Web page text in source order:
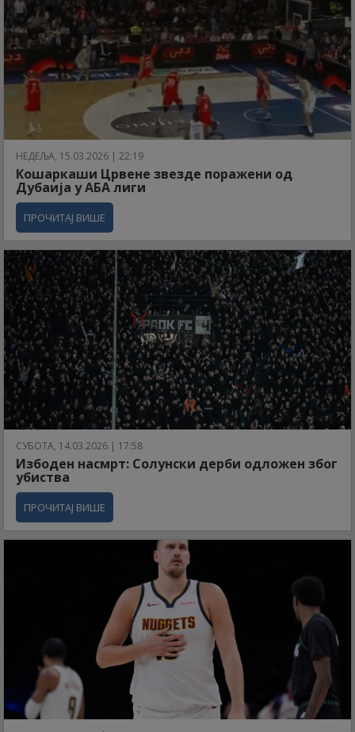
НЕДЕЉА, 15.03.2026 | 22:19
Кошаркаши Црвене звезде поражени од
Дубаија у АБА лиги
ПРОЧИТАЈ ВИШЕ
СУБОТА, 14.03.2026 | 17:58
Избоден насмрт: Солунски дерби одложен због
убиства
ПРОЧИТАЈ ВИШЕ